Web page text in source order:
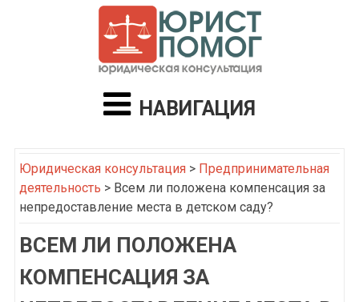
НАВИГАЦИЯ
Юридическая консультация> Предпринимательная
деятельность > Всем ли положена компенсация за
непредоставление места в детском саду?
ВСЕМ ЛИ ПОЛОЖЕНА
КОМПЕНСАЦИЯ ЗА